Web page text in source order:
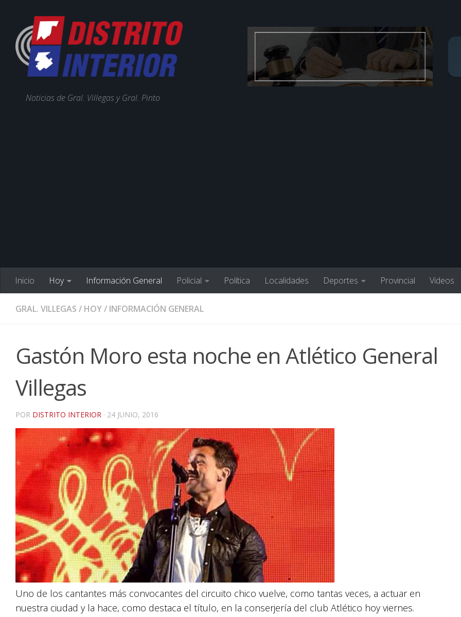
Noticias de Gral. Villegas y Gral. Pinto
Inicio Hoy Información General Policial Política Localidades Deportes Provincial Videos
GRAL. VILLEGAS / HOY/ INFORMACIÓN GENERAL
Gastón Moro esta noche en Atlético General
Villegas
POR DISTRITO INTERIOR · 24 JUNIO, 2016
Uno de los cantantes más convocantes del circuito chico vuelve, como tantas veces, a actuar en
nuestra ciudad y la hace, como destaca el título, en la conserjería del club Atlético hoy viernes.